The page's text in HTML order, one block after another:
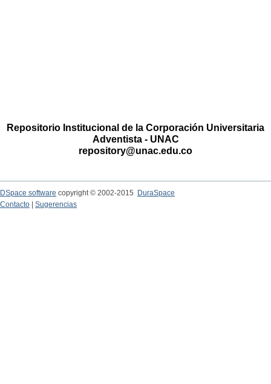
Repositorio Institucional de la Corporación Universitaria
Adventista - UNAC
repository@unac.edu.co
DSpace software copyright © 2002-2015
DuraSpace
Contacto
Sugerencias